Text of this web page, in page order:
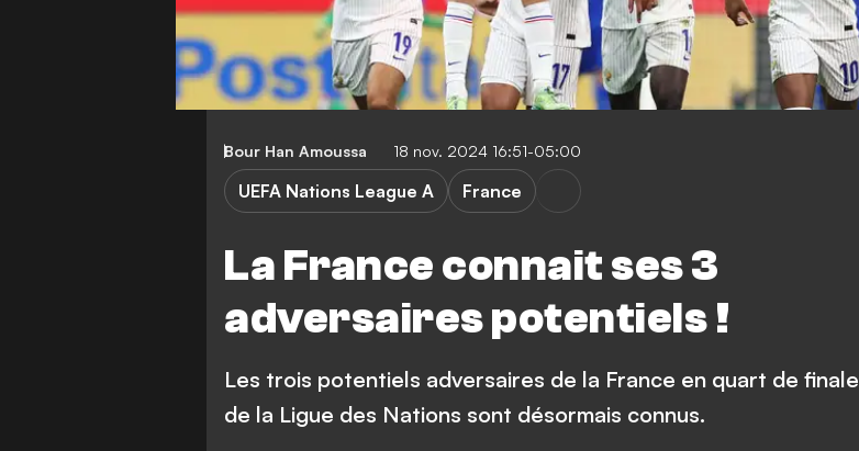
Bour Han Amoussa 18 nov. 2024 16:51-05:00
La France connait ses 3
adversaires potentiels !
UEFA Nations League A France
Les trois potentiels adversaires de la France en quart de finale
de la Ligue des Nations sont désormais connus.